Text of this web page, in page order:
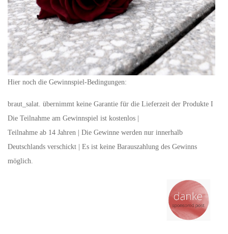
Hier noch die Gewinnspiel-Bedingungen:
braut_salat. übernimmt keine Garantie für die Lieferzeit der Produkte I
Die Teilnahme am Gewinnspiel ist kostenlos |
Teilnahme ab 14 Jahren | Die Gewinne werden nur innerhalb
Deutschlands verschickt | Es ist keine Barauszahlung des Gewinns
möglich.